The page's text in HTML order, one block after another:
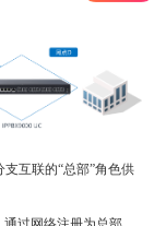
互联的“总部”角色供